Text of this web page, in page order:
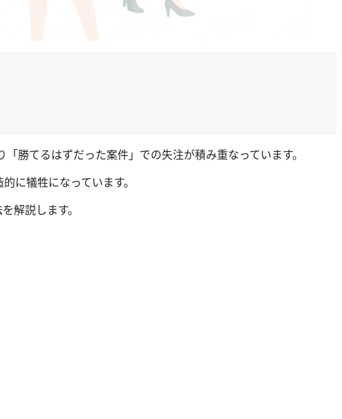
勝てるはずだった案件」での失注が積み重なっています。
に犠牲になっています。
解説します。